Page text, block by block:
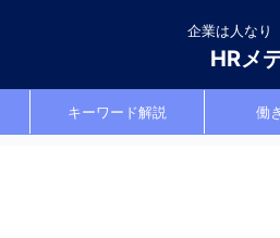
企業は人なり
HRメ
キーワード解説 働